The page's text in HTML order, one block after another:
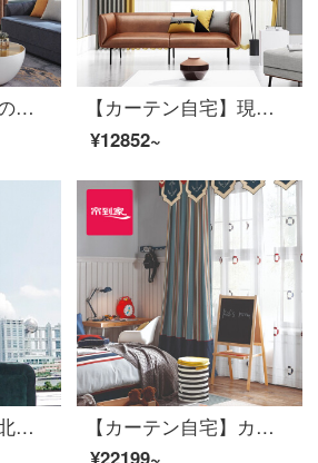
カーテンの完成品の高遮光ジャカードの軽奢底部にはカーテンを取り付けてカスタマイズします。金粉の世家の居間の寝室の床の窓は裏地LDC 20 SSC-48 Sフックを含みます。
【カーテン自宅】現代の高遮光定型化はリビングルームに接ぎます。カーテンの完成品を簡単に予約したトッポギは床窓JBLW-006 Sフック/カーテンヘッドを含まない(高さ2.6メートル以内は変えられます)XLのカーテンセット/ダブルオープン(適用窓の幅4.1-1.4メートル)
¥12852~
完成品のカーテン北欧高遮光現代カスタマイズ迷野の魔法使いポリエステルの布のカーテン花リビングルームの床面合わせ窓LDC 20 SSC-72ノック/カーテンなし(高さ2.6メートル以内で変更可能)XLのカーテンセット/ダブルオープン(適用窓の幅4.1-1.4メートル)
【カーテン自宅】カーテン製品の子供用アニメの高遮光定型カーテン現代継ぎ手の高精密リビングルームの床の窓LDC 20 SSB-1401ホールを開ける/カーテンヘッドを含まない(高さ2.6メートル以内で変更可能)XLのカーテンセット/ダブルオープン(適用窓の幅3.5-4.1メートル)